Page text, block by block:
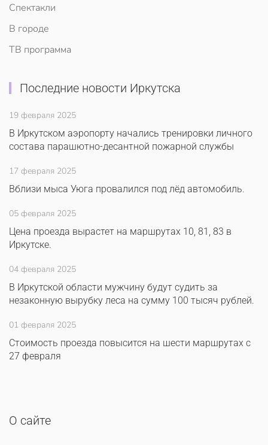
Спектакли
В городе
ТВ программа
Последние новости Иркутска
19 февраля 2025
В Иркутском аэропорту начались тренировки личного
состава парашютно-десантной пожарной службы
17 февраля 2025
Вблизи мыса Уюга провалился под лёд автомобиль.
05 февраля 2025
Цена проезда вырастет на маршрутах 10, 81, 83 в
Иркутске.
04 февраля 2025
В Иркутской области мужчину будут судить за
незаконную вырубку леса на сумму 100 тысяч рублей.
01 февраля 2025
Стоимость проезда повысится на шести маршрутах с
27 февраля
О сайте